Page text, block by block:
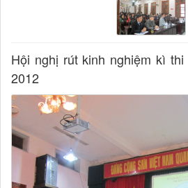
Hội nghị rút kinh nghiệm kì
2012